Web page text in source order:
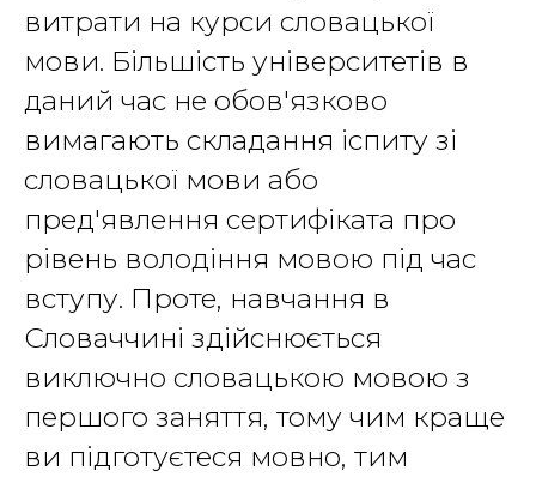
витрати на курси словацької
мови. Більшість університетів в
даний час не обов'язково
вимагають складання іспиту зі
словацької мови або
пред'явлення сертифіката про
рівень володіння мовою під час
вступу. Проте, навчання в
Словаччині здійснюється
виключно словацькою мовою з
першого заняття, тому чим краще
ви підготуєтеся мовно, тим